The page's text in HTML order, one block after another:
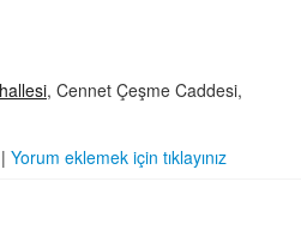
, Cennet Çeşme Caddesi,
Yorum eklemek için tıklayınız